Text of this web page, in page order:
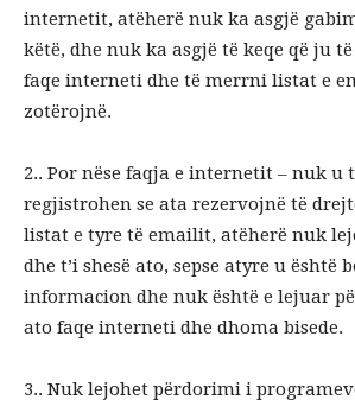
internetit, atëherë nuk ka asgjë
këtë, dhe nuk ka asgjë të keqe që ju
faqe interneti dhe të merrni listat e
zotërojnë.
2.. Por nëse faqja e internetit – nuk u
regjistrohen se ata rezervojnë të
listat e tyre të emailit, atëherë nuk
dhe t’i shesë ato, sepse atyre u është
informacion dhe nuk është e lejuar
ato faqe interneti dhe dhoma bisede.
3.. Nuk lejohet përdorimi i